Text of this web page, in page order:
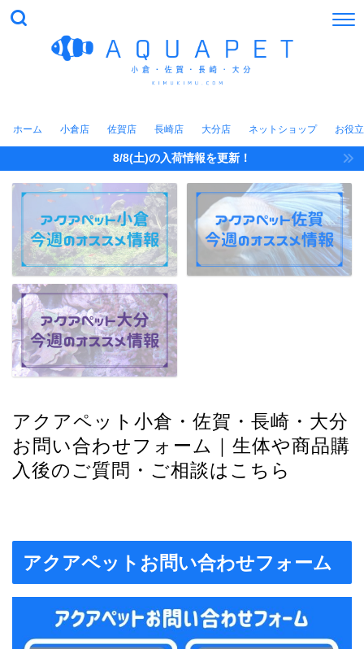
ホーム 小倉店 佐賀店 長崎店 大分店 ネットショップ お役
8/8(土)の入荷情報を更新！
アクアペット小倉・佐賀・長崎・大分
お問い合わせフォーム｜生体や商品購
入後のご質問・ご相談はこちら
アクアペットお問い合わせフォーム